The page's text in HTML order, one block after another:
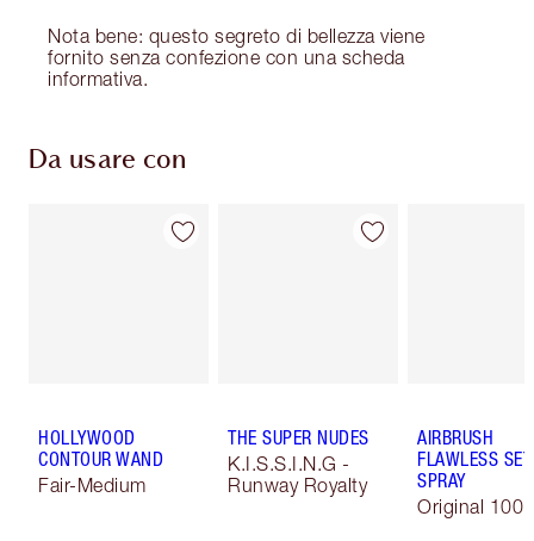
Nota bene: questo segreto di bellezza viene
fornito senza confezione con una scheda
informativa.
Da usare con
HOLLYWOOD
CONTOUR WAND
Fair-Medium
THE SUPER NUDES
K.I.S.S.I.N.G -
Runway Royalty
AIRBRUSH
FLAWLESS
SPRAY
Original 100